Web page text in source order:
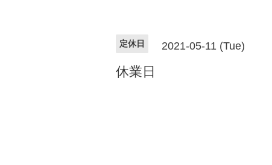
定休日 2021-05-11 (Tue)
休業日